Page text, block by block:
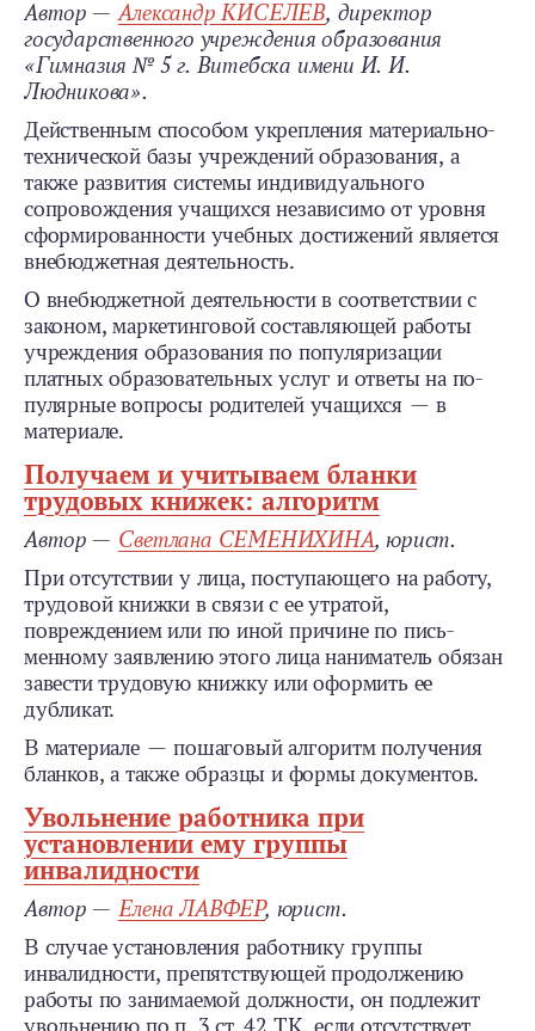
Автор —Александр КИСЕЛЕВ, директор
государственного учреждения образования
«Гимназия № 5 г. Витебска имени И. И.
Людникова».
Действенным способом укрепления материально-
технической базы учреждений образования, а
также развития системы индивидуального
сопровождения учащихся независимо от уровня
сформированности учебных достижений является
внебюджетная деятельность.
О внебюджетной деятельности в соответствии с
законом, маркетинговой составляющей работы
учреждения образования по популяризации
платных образовательных услуг и ответы на по­
пулярные вопросы родителей учащихся — в
материале.
Получаем и учитываем бланки
трудовых книжек: алгоритм
Автор — Светлана СЕМЕНИХИНА, юрист.
При отсутствии у лица, поступающего на работу,
трудовой книжки в связи с ее утратой,
повреждением или по иной причине по пись­
менному заявлению этого лица наниматель обязан
завести трудо­вую книжку или оформить ее
дубликат.
В материале — пошаговый алгоритм получения
бланков, а также образцы и формы документов.
Увольнение работника при
установлении ему группы
инвалидности
Автор —Елена ЛАВФЕР, юрист.
В случае установления работнику группы
инвалидности, пре­пятствующей продолжению
работы по занимаемой должности, он подлежит
увольнению по п. 3 ст. 42 ТК, если отсутствует